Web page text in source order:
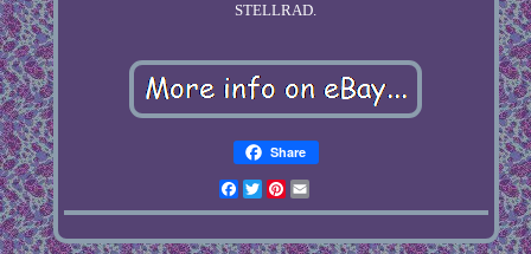
STELLRAD.
Share
Facebook
TwitterPinterest